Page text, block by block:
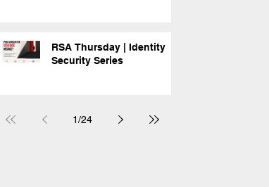
RSA Thursday | Identity
Security Series
1/24